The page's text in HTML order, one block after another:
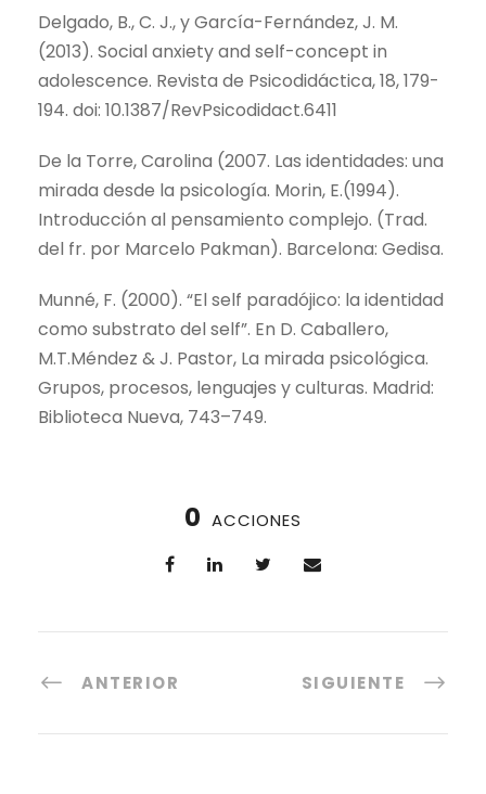
Delgado, B., C. J., y García-Fernández, J. M.
(2013). Social anxiety and self-concept in
adolescence. Revista de Psicodidáctica, 18, 179-
194. doi: 10.1387/RevPsicodidact.6411
De la Torre, Carolina (2007. Las identidades: una
mirada desde la psicología. Morin, E.(1994).
Introducción al pensamiento complejo. (Trad.
del fr. por Marcelo Pakman). Barcelona: Gedisa.
Munné, F. (2000). “El self paradójico: la identidad
como substrato del self”. En D. Caballero,
M.T.Méndez & J. Pastor, La mirada psicológica.
Grupos, procesos, lenguajes y culturas. Madrid:
Biblioteca Nueva, 743–749.
0 ACCIONES
ANTERIOR SIGUIENTE